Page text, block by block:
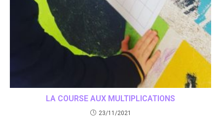
LA COURSE AUX MULTIPLICATIONS
23/11/2021